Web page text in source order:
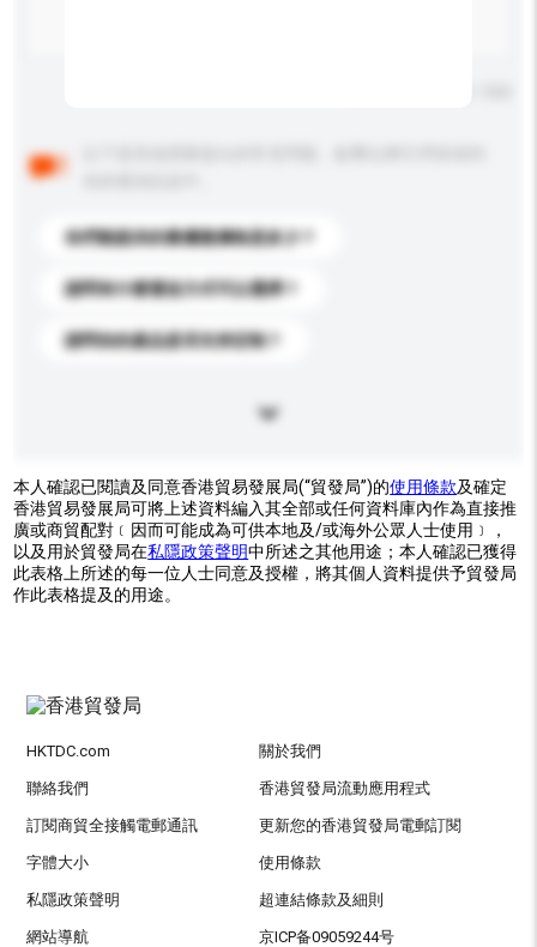
你們能提供的最優惠價格是多少？
請問有什麼運送方式可以選擇？
請問你的產品是否支持定制？
本人確認已閱讀及同意香港貿易發展局(“貿發局”)的使用條款及確定
香港貿易發展局可將上述資料編入其全部或任何資料庫內作為直接推
廣或商貿配對﹝因而可能成為可供本地及/或海外公眾人士使用﹞，
以及用於貿發局在私隱政策聲明中所述之其他用途；本人確認已獲得
此表格上所述的每一位人士同意及授權，將其個人資料提供予貿發局
作此表格提及的用途。
HKTDC.com 關於我們
聯絡我們 香港貿發局流動應用程式
訂閱商貿全接觸電郵通訊 更新您的香港貿發局電郵訂閱
字體大小 使用條款
私隱政策聲明 超連結條款及細則
網站導航 京ICP备09059244号